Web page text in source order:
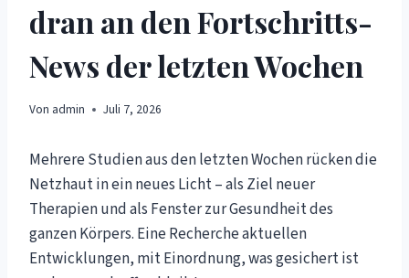
dran an den Fortschritts-
News der letzten Wochen
Von admin Juli 7, 2026
Mehrere Studien aus den letzten Wochen rücken die
Netzhaut in ein neues Licht – als Ziel neuer
Therapien und als Fenster zur Gesundheit des
ganzen Körpers. Eine Recherche aktuellen
Entwicklungen, mit Einordnung, was gesichert ist